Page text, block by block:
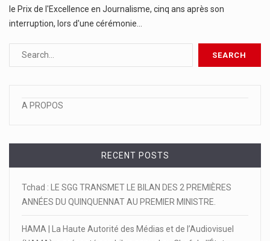
le Prix de l'Excellence en Journalisme, cinq ans après son
interruption, lors d'une cérémonie…
A PROPOS
RECENT POSTS
Tchad : LE SGG TRANSMET LE BILAN DES 2 PREMIÈRES
ANNÉES DU QUINQUENNAT AU PREMIER MINISTRE.
HAMA | La Haute Autorité des Médias et de l’Audiovisuel